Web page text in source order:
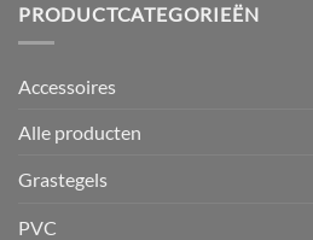
PRODUCTCATEGORIEËN
Accessoires
Alle producten
Grastegels
PVC